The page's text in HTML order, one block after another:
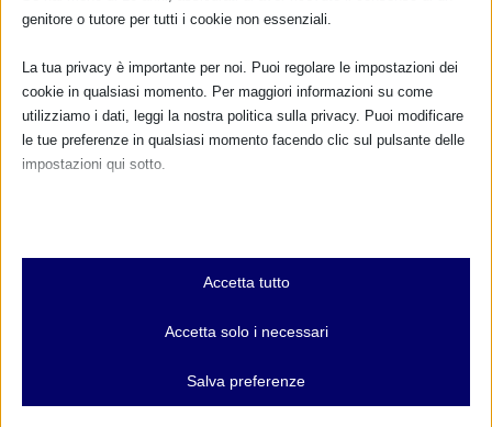
La campagna di promozione dell’allattamento materno
NON SI SCORDA MAI” prosegue, dopo l’inizio in Puglia
e la sosta a Roma, il 9 giugno a Cosenza, e l’11 e il 12...
PER SAPERNE DI PIÙ
CALENDARIO EVENTI
genitore o tutore per tutti i cookie non essenziali.
La tua privacy è importante per noi. Puoi regolare le impostazioni dei
cookie in qualsiasi momento. Per maggiori informazioni su come
utilizziamo i dati, leggi la nostra politica sulla privacy. Puoi modificare
le tue preferenze in qualsiasi momento facendo clic sul pulsante delle
impostazioni qui sotto.
Essenziali
I cookie e i servizi essenziali abilitano le funzioni di base e sono
e servizi non richiedono il consenso dell'utente secondo il GDPR.
Analitici
Accetta tutto
Accetta solo i necessari
Salva preferenze